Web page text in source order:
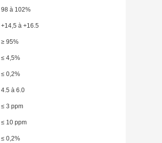
98 à 102%
+14,5 à +16.5
≥ 95%
≤ 4,5%
≤ 0,2%
4.5 à 6.0
≤ 3 ppm
≤ 10 ppm
≤ 0,2%